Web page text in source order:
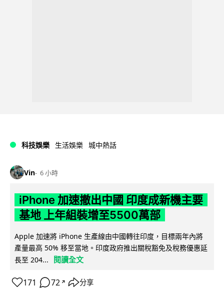
科技娛樂 生活娛樂 城中熱話
Vin 6 小時
iPhone 加速撤出中國 印度成新機主要
基地 上年組裝增至5500萬部
Apple 加速將 iPhone 生產線由中國轉往印度，目標兩年內將
產量最高 50% 移至當地。印度政府推出關稅豁免及稅務優惠延
長至 204...
閱讀全文
171 72 ↗ 分享